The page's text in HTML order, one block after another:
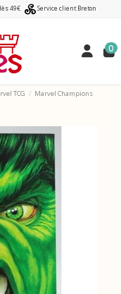
49€ Service client Breton
0
TCG
Marvel Champions